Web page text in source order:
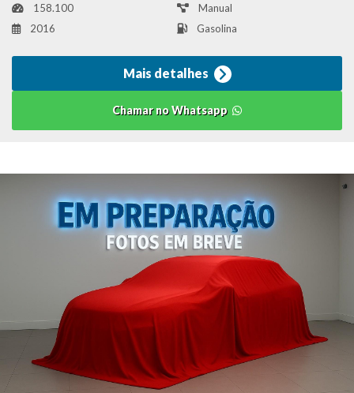
158.100
Manual
2016
Gasolina
Mais detalhes
Chamar no Whatsapp